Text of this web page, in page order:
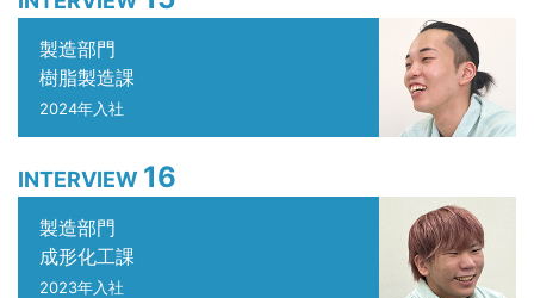
製造部門
樹脂製造課
2024年入社
INTERVIEW 16
製造部門
成形化工課
2023年入社